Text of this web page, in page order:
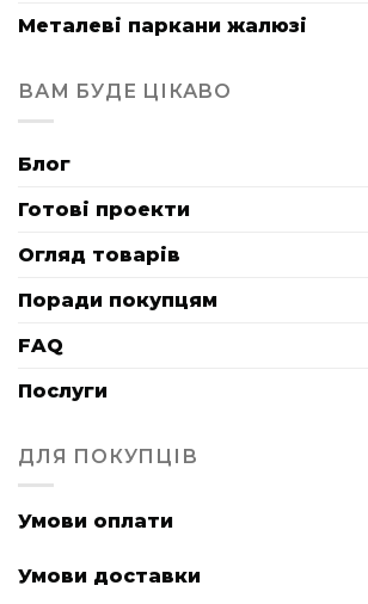
Металеві паркани жалюзі
ВАМ БУДЕ ЦІКАВО
Блог
Готові проекти
Огляд товарів
Поради покупцям
FAQ
Послуги
ДЛЯ ПОКУПЦІВ
Умови оплати
Умови доставки